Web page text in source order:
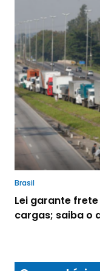
Brasil
Lei garante
cargas; saiba o